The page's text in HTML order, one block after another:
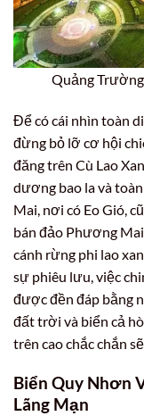
Quảng
Để có cái nhìn toàn
đừng bỏ lỡ cơ hội
đăng trên Cù Lao
dương bao la và
Mai, nơi có Eo Gió,
bán đảo Phương
cánh rừng phi lao
sự phiêu lưu, việc
được đền đáp bằng
đất trời và biển cả
trên cao chắc chắn
Biển Quy Nhơn
Lãng Mạn